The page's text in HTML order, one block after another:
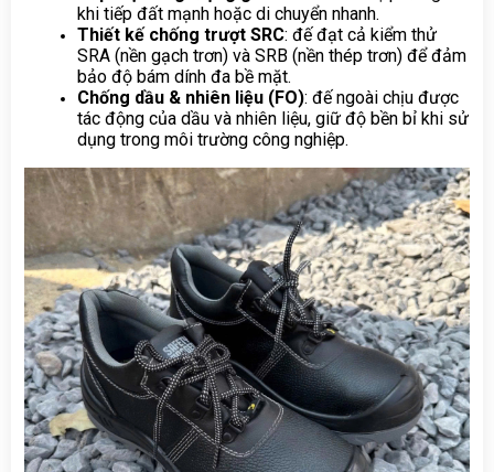
khi tiếp đất mạnh hoặc di chuyển nhanh.
Thiết kế chống trượt SRC: đế đạt cả kiểm thử
SRA (nền gạch trơn) và SRB (nền thép trơn) để đảm
bảo độ bám dính đa bề mặt.
Chống dầu & nhiên liệu (FO): đế ngoài chịu được
tác động của dầu và nhiên liệu, giữ độ bền bỉ khi sử
dụng trong môi trường công nghiệp.